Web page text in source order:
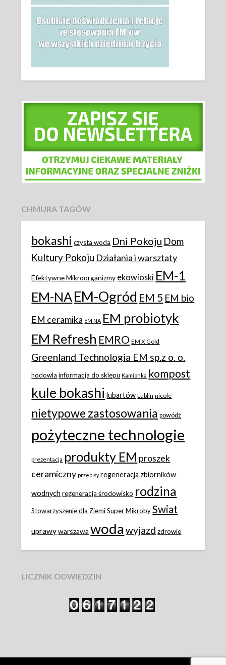
CHMURA TAGÓW
bokashi czysta woda Dni Pokoju Dom
Kultury Pokoju Działania i warsztaty
Efektywne Mikroorganizmy ekowioski EM-1
EM-NAEM-Ogród EM 5 EM bio
EM ceramika EM NA EM probiotyk
EM Refresh EMRO EM X Gold
Greenland Technologia EM sp.z o. o.
hodowla informacja do sklepu Kamionka kompost
kule bokashi lubartów Lublin nicole
nietypowe zastosowania powódż
pożyteczne technologie
prezentacja produkty EM proszek
ceramiczny przepisy regeneracja zbiorników
wodnych regeneracja środowisko rodzina
Stowarzyszenie dla Ziemi Super Mikroby Swiat
uprawy warszawa woda wyjazd zdrowie
LICZNIK ODWIEDZIN